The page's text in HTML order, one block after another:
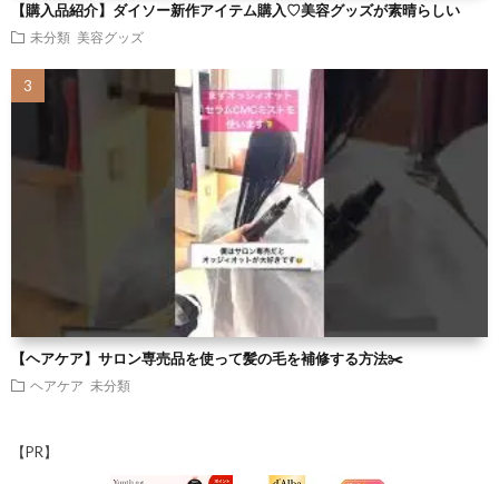
【購入品紹介】ダイソー新作アイテム購入♡美容グッズが素晴らしい
未分類 美容グッズ
【ヘアケア】サロン専売品を使って髪の毛を補修する方法✂️
ヘアケア 未分類
【PR】